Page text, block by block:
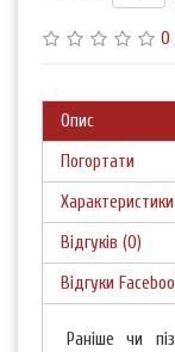
0
Опис
Погортати
Характеристики
Відгуків (0)
Відгуки
Раніше чи